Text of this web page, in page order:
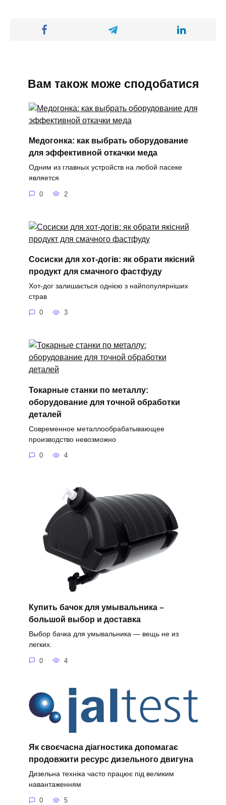
Вам також може сподобатися
Медогонка: как выбрать оборудование
для эффективной откачки меда
Одним из главных устройств на любой пасеке
является
0 2
Сосиски для хот-догів: як обрати якісний
продукт для смачного фастфуду
Хот-дог залишається однією з найпопулярніших
страв
0 3
Токарные станки по металлу:
оборудование для точной обработки
деталей
Современное металлообрабатывающее
производство невозможно
0 4
Купить бачок для умывальника –
большой выбор и доставка
Выбор бачка для умывальника — вещь не из
легких.
0 4
Як своєчасна діагностика допомагає
продовжити ресурс дизельного двигуна
Дизельна техніка часто працює під великим
навантаженням
0 5